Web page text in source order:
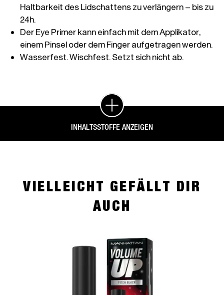
Haltbarkeit des Lidschattens zu verlängern – bis zu
Der Eye Primer kann einfach mit dem Applikator,
Wasserfest. Wischfest. Setzt sich nicht ab.
INHALTSSTOFFE ANZEIGEN
VIELLEICHT GEFÄLLT DIR
AUCH